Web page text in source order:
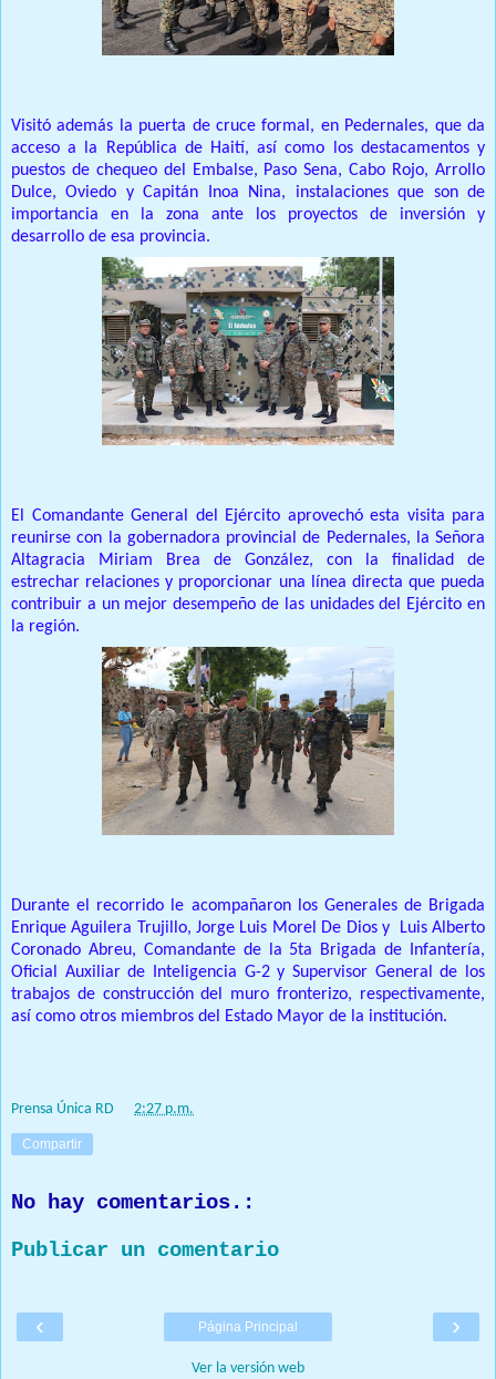
Visitó además la puerta de cruce formal, en Pedernales, que da
acceso a la República de Haití, así como los destacamentos y
puestos de chequeo del Embalse, Paso Sena, Cabo Rojo, Arrollo
Dulce, Oviedo y Capitán Inoa Nina, instalaciones que son de
importancia en la zona ante los proyectos de inversión y
desarrollo de esa provincia.
El Comandante General del Ejército aprovechó esta visita para
reunirse con la gobernadora provincial de Pedernales, la Señora
Altagracia Miriam Brea de González, con la finalidad de
estrechar relaciones y proporcionar una línea directa que pueda
contribuir a un mejor desempeño de las unidades del Ejército en
la región.
Durante el recorrido le acompañaron los Generales de Brigada
Enrique Aguilera Trujillo, Jorge Luis Morel De Dios y Luis Alberto
Coronado Abreu, Comandante de la 5ta Brigada de Infantería,
Oficial Auxiliar de Inteligencia G-2 y Supervisor General de los
trabajos de construcción del muro fronterizo, respectivamente,
así como otros miembros del Estado Mayor de la institución.
Prensa Única RD 2:27 p.m.
Compartir
No hay comentarios.:
Publicar un comentario
‹ ›
Página Principal
Ver la versión web